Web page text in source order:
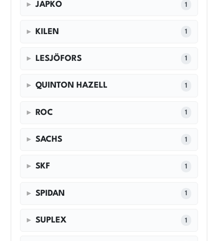
JAPKO 1
KILEN 1
LESJÖFORS 1
QUINTON HAZELL 1
ROC 1
SACHS 1
SKF 1
SPIDAN 1
SUPLEX 1